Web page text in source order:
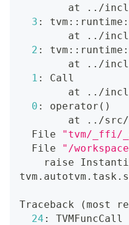
        at
.. /
3 :
        at
.. /
2 :
        at
.. /
1 : Call
        at
.. /
0 : operator ( )
        at
.. /src/
  File
"tvm/_ffi/
  File
"/
raise
Traceback (most
24 : TVMFuncCall